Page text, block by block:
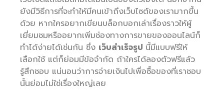
ยังมีวิธีการที่จะทำให้มีคนเข้าถึงเว็บไซต์ของเรามากขึ้น
ด้วย หากใครอยากเขียนบล็อกบอกเล่าเรื่องราวให้ผู้
เยี่ยมชมหรืออยากเพิ่มช่องทางการขายของออนไลน์ก็
ทำได้ง่ายได้เช่นกัน ซึ่ง เว็บสำเร็จรูป นี้มีแบบฟรีให้
เลือกใช้ แต่ก็ย่อมมีข้อจำกัด ถ้าใครได้ลองตัวฟรีแล้ว
รู้สึกชอบ แน่นอนว่าการจ่ายเงินไปเพื่อซื้อของที่เราชอบ
นั้นย่อมไม่ใช่เรื่องใหญ่เลย